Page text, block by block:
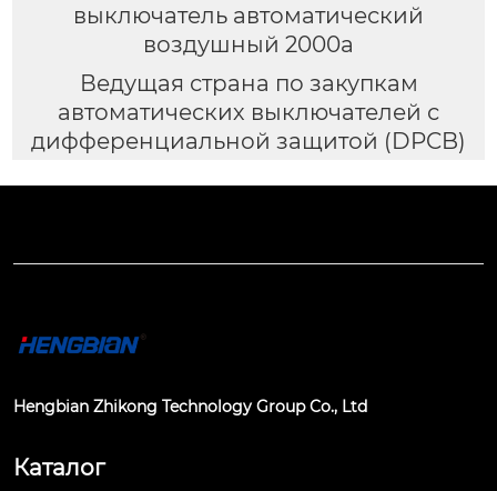
выключатель автоматический
воздушный 2000a
Ведущая страна по закупкам
автоматических выключателей с
дифференциальной защитой (DPCB)
Hengbian Zhikong Technology Group Co., Ltd
Каталог